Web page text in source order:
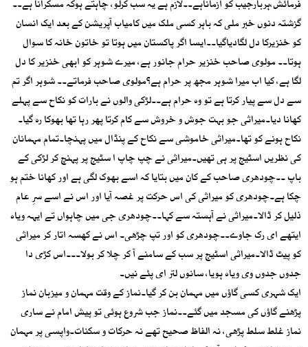
فرمائش،ہربارجیب کو آزماناہے۔۔لازم ہے یہ سب کرلو، چاہتے ہوکہ مسکرانا ہے۔۔
گزشتہ دنوں خبر ملی کہ باہر کسی ملک میں کامیاب آپریشن کے بعد ایک انسان
کو خنزیرکا دل لگادیاگیا۔۔ایسا اگر پاکستان میں ہوتا تو خاتون خانہ کا سوال
ہوتا۔۔ مولوی صاحب خنزیر حرام جانور ہے، میرے شوہر کو ابھی خنزیر کا دل
لگا ہے، کیا اب میرا شوہر مجھ پر حرام ہے؟مولوی صاحب فرماتے۔۔ شوہر اگر تم
سے دل سے پیار کرتا ہے تو وہ حرام ہے۔۔لڑکی والوں نے بارات کو نکاح سے پہلے
کھانا دیا۔میراثی جو بہت جوش و خروش سے کام کرتا پھر رہا تھا بھوکا رہ گیا۔
نکاح ہونے کو تھا۔میراثی خاموشی سے نکاح کے پنڈال میں پہنچا۔تمام مہمانان
کی نظریں اسٹیج پر ہی تھیں۔میراثی نے چپ چاپ ا سٹیج پر پہنچ کر لڑکی کے
باپ ۔۔چودھری صاحب کے کان میں بتایا کہ اسے بھوک لگی ہے اور کھانا ختم ہو
چکا ہے۔چودھری کو میراثی کی اس حرکت پر غصہ آیا اور اس نے اسے سرِ عام
ذلیل کر ڈالا۔میراثی نے آہستہ سے کہا۔۔چودھری جی میں چاہواں تے ایہہ ویاہ
ایتھے ای رک جاوے۔۔چودھری کو اور تپ چڑھی۔ اس نے کھسہ اتار کر میراثی
کو پیٹ ڈالا۔میراثی اسٹیج پر سب کے سامنے آ کر چلا کر بولا۔۔۔اس کڑی دا
جدوں جدوں وی ویاہ ہویا، سانوں لتر ای پئے نیں۔
ایک شہری کسی گاؤں میں مہمان بن کر گیا۔نماز کے وقت مہمان و میزبان نماز
پڑھنے گاؤں کی مسجد میں گئے۔۔نماز جب شروع ہوئی تو پیش امام نے ساری
نماز غلط سلط پڑھی، نہ الفاظ صحیح تھے نہ حرکات و سکنات۔واپسی پر مہمان